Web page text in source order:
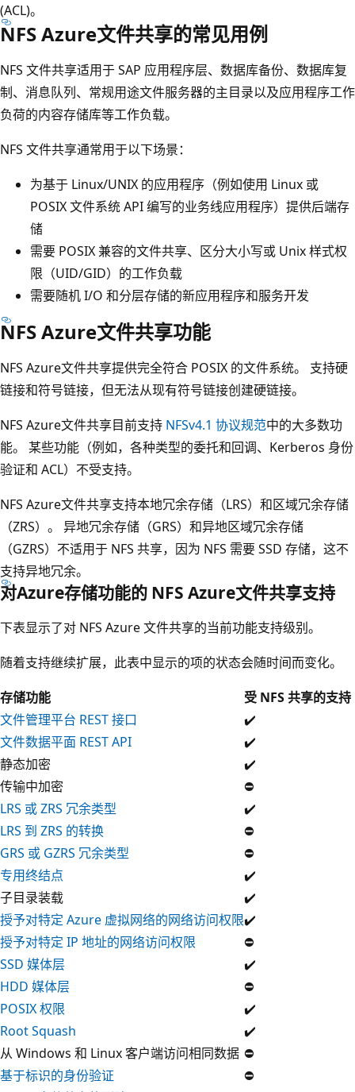
(ACL)。
NFS Azure文件共享的常见用例
NFS 文件共享适用于 SAP 应用程序层、数据库备份、数据库复
制、消息队列、常规用途文件服务器的主目录以及应用程序工作
负荷的内容存储库等工作负载。
NFS 文件共享通常用于以下场景：
为基于 Linux/UNIX 的应用程序（例如使用 Linux 或
POSIX 文件系统 API 编写的业务线应用程序）提供后端存
储
需要 POSIX 兼容的文件共享、区分大小写或 Unix 样式权
限（UID/GID）的工作负载
需要随机 I/O 和分层存储的新应用程序和服务开发
NFS Azure文件共享功能
NFS Azure文件共享提供完全符合 POSIX 的文件系统。 支持硬
链接和符号链接，但无法从现有符号链接创建硬链接。
NFS Azure文件共享目前支持 NFSv4.1 协议规范中的大多数功
能。 某些功能（例如，各种类型的委托和回调、Kerberos 身份
验证和 ACL）不受支持。
NFS Azure文件共享支持本地冗余存储（LRS）和区域冗余存储
（ZRS）。 异地冗余存储（GRS）和异地区域冗余存储
（GZRS）不适用于 NFS 共享，因为 NFS 需要 SSD 存储，这不
支持异地冗余。
对Azure存储功能的 NFS Azure文件共享支持
下表显示了对 NFS Azure 文件共享的当前功能支持级别。
随着支持继续扩展，此表中显示的项的状态会随时间而变化。
存储功能
受 NFS 共享的支持
文件管理平台 REST 接口
✔️
文件数据平面 REST API
✔️
静态加密
✔️
传输中加密
⛔
LRS 或 ZRS 冗余类型
✔️
LRS 到 ZRS 的转换
⛔
GRS 或 GZRS 冗余类型
⛔
专用终结点
✔️
子目录装载
✔️
授予对特定 Azure 虚拟网络的网络访问权限✔️
授予对特定 IP 地址的网络访问权限
⛔
SSD 媒体层
✔️
HDD 媒体层
⛔
POSIX 权限
✔️
Root Squash
✔️
从 Windows 和 Linux 客户端访问相同数据 ⛔
基于标识的身份验证
⛔